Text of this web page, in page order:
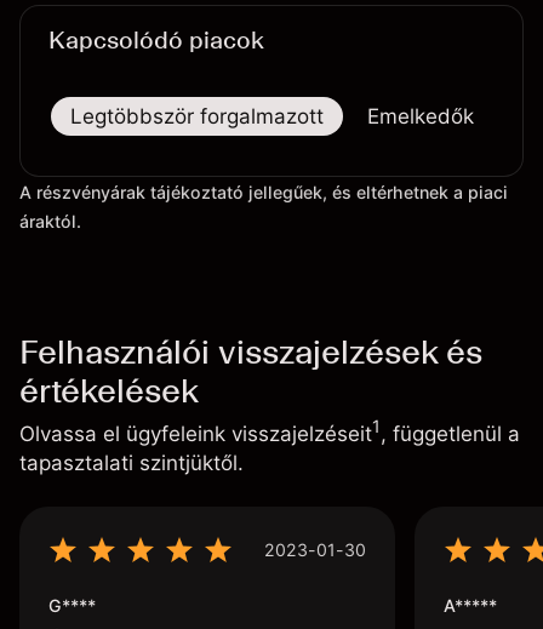
Kapcsolódó piacok
Legtöbbször forgalmazott Emelkedők
A részvényárak tájékoztató jellegűek, és eltérhetnek a piaci
áraktól.
Felhasználói visszajelzések és
értékelések
Olvassa el ügyfeleink visszajelzéseit1, függetlenül a
tapasztalati szintjüktől.
2023-01-30
G**** A*****